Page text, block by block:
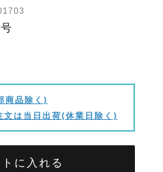
商品除く)
文は当日出荷(休業日除く)
トに入れる